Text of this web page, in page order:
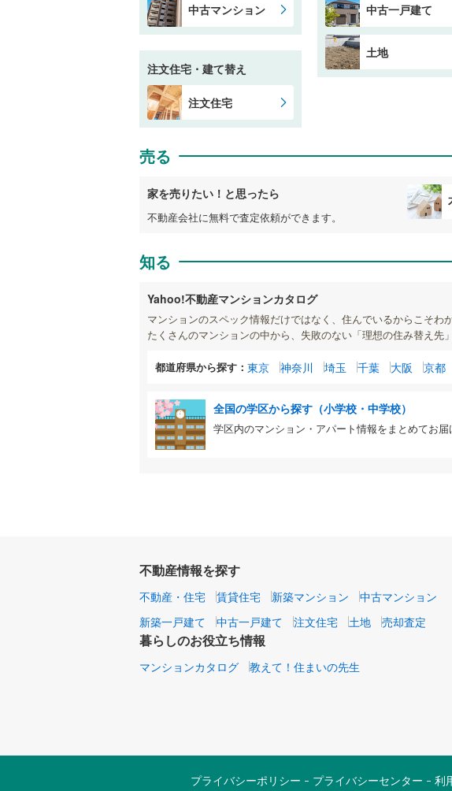
中古マンション
注文住宅・建て替え
注文住宅
中古一戸建て
土地
売る
家を売りたい！と思ったら
不動産会社に無料で査定依頼ができます。
知る
Yahoo!不動産マンションカタログ
マンションのスペック情報だけではなく、住んでいるからこそわ
たくさんのマンションの中から、失敗のない「理想の住み替え先
都道府県から探す： 東京 神奈川 埼玉 千葉 大阪 京都
全国の学区から探す（小学校・中学校）
学区内のマンション・アパート情報をまとめてお届
不動産情報を探す
不動産・住宅 賃貸住宅 新築マンション
中古マンション
新築一戸建て
中古一戸建て 注文住宅 土地 売却査定
暮らしのお役立ち情報
マンションカタログ 教えて！住まいの先生
プライバシーポリシー プライバシーセンター 利